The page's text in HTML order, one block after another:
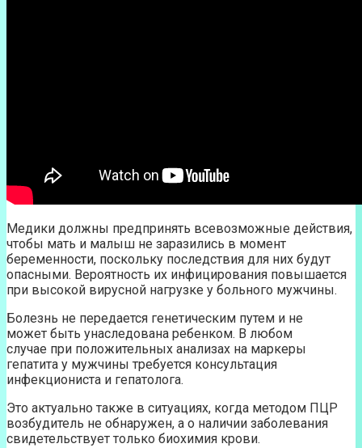
Медики должны предпринять всевозможные действия,
чтобы мать и малыш не заразились в момент
беременности, поскольку последствия для них будут
опасными. Вероятность их инфицирования повышается
при высокой вирусной нагрузке у больного мужчины.
Болезнь не передается генетическим путем и не
может быть унаследована ребенком. В любом
случае при положительных анализах на маркеры
гепатита у мужчины требуется консультация
инфекциониста и гепатолога.
Это актуально также в ситуациях, когда методом ПЦР
возбудитель не обнаружен, а о наличии заболевания
свидетельствует только биохимия крови.